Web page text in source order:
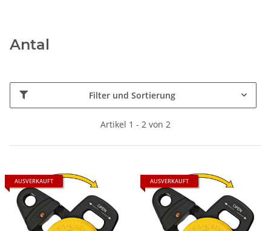
Antal
Filter und Sortierung
Artikel 1 - 2 von 2
AUSVERKAUFT AUSVERKAUFT